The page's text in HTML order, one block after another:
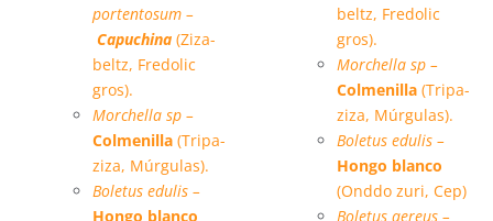
portentosum –
Capuchina (Ziza-
beltz, Fredolic
gros).
Morchella sp –
Colmenilla(Tripa-
ziza, Múrgulas).
Boletus edulis –
Hongo blanco
beltz, Fredolic
gros).
Morchella sp –
Colmenilla (Tripa-
ziza, Múrgulas).
Boletus edulis –
Hongo blanco
(Onddo zuri, Cep)
Boletus aereus –